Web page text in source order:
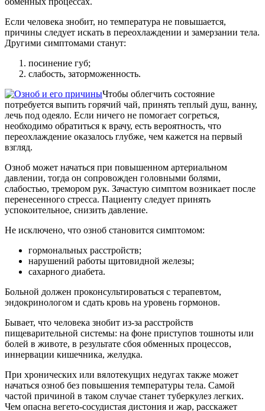
Если человека знобит, но температура не повышается,
причины следует искать в переохлаждении и замерзании тела.
Другими симптомами станут:
посинение губ;
слабость, заторможенность.
Чтобы облегчить состояние
потребуется выпить горячий чай, принять теплый душ, ванну,
лечь под одеяло. Если ничего не помогает согреться,
необходимо обратиться к врачу, есть вероятность, что
переохлаждение оказалось глубже, чем кажется на первый
взгляд.
Озноб может начаться при повышенном артериальном
давлении, тогда он сопровожден головными болями,
слабостью, тремором рук. Зачастую симптом возникает после
перенесенного стресса. Пациенту следует принять
успокоительное, снизить давление.
Не исключено, что озноб становится симптомом:
гормональных расстройств;
нарушений работы щитовидной железы;
сахарного диабета.
Больной должен проконсультироваться с терапевтом,
эндокринологом и сдать кровь на уровень гормонов.
Бывает, что человека знобит из-за расстройств
пищеварительной системы: на фоне приступов тошноты или
болей в животе, в результате сбоя обменных процессов,
иннервации кишечника, желудка.
При хронических или вялотекущих недугах также может
начаться озноб без повышения температуры тела. Самой
частой причиной в таком случае станет туберкулез легких.
Чем опасна вегето-сосудистая дистония и жар, расскажет